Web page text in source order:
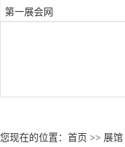
第一展会网
您现在的位置： 首页 >> 展馆